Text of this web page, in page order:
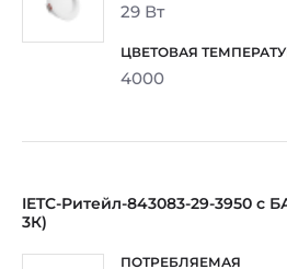
29 Вт
4000
IETC-Ритейл-843083-29-3950 с
3К)